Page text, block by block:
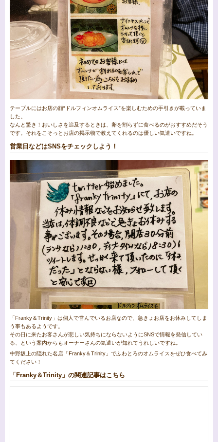
テーブルにはお店の顔“ドルフィンオムライス”を楽しむための手引きが載っていま
した。
なんと驚き！おいしさを追及するときは、卵を割らずに食べるのがおすすめだそう
です。それをこそっとお店の掲示物で教えてくれるのは優しい気遣いですね。
営業日などはSNSをチェックしよう！
「Franky＆Trinity」は個人で営んでいるお店なので、急きょお店をお休みしてしま
う事もあるようです。
その日に来たお客さんが悲しい気持ちにならないようにSNSで情報を発信してい
る、という案内からもオーナーさんの気遣いが知れてうれしいですね。
中野坂上の隠れた名店「Franky＆Trinity」でふわとろのオムライスをぜひ食べてみ
てください！
「Franky＆Trinity」の関連記事はこちら